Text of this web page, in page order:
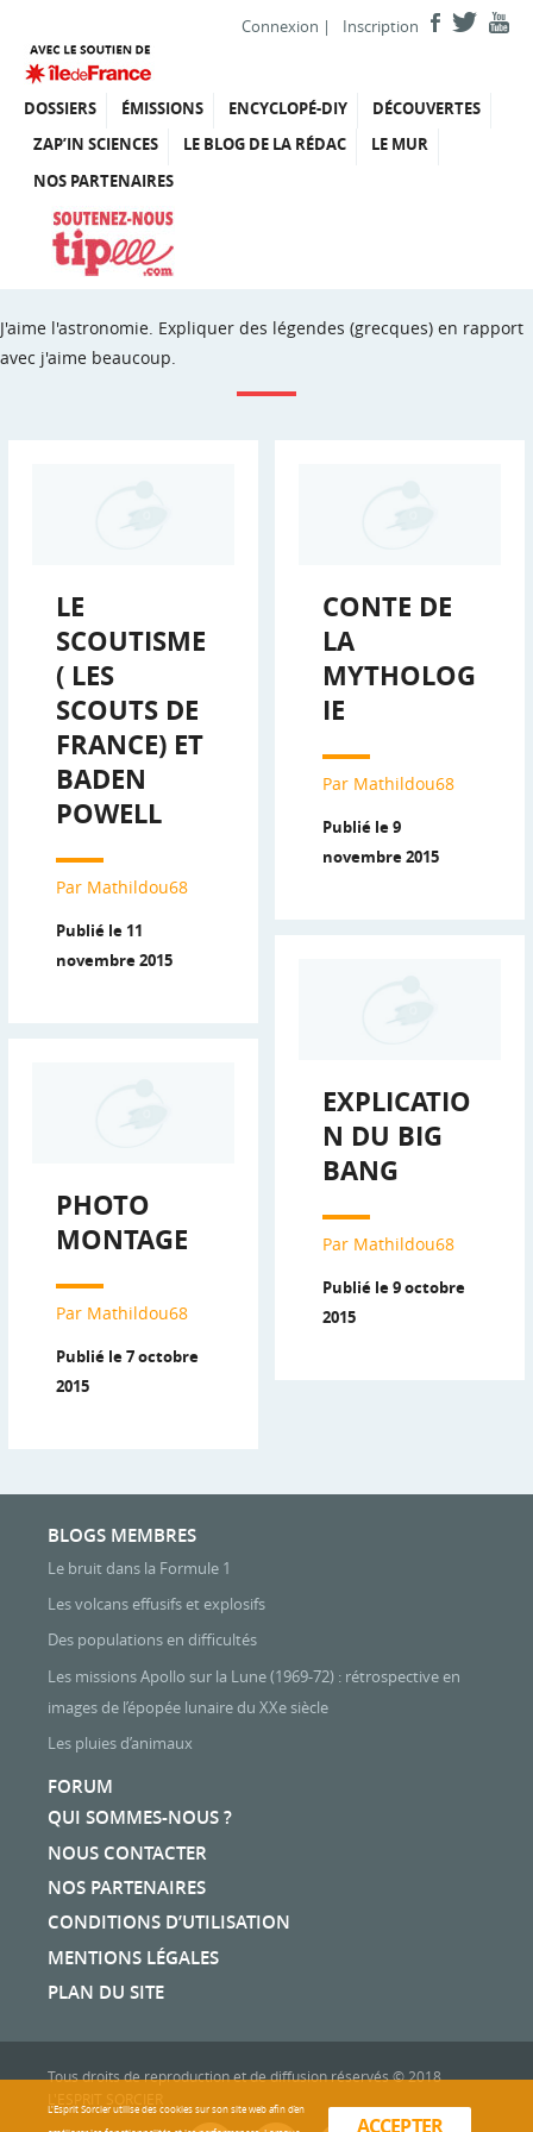
Connexion | Inscription
DOSSIERS ÉMISSIONS ENCYCLOPÉ-DIY
DÉCOUVERTES
ZAP’IN SCIENCES
LE BLOG DE LA RÉDAC
LE MUR
NOS PARTENAIRES
J'aime l'astronomie. Expliquer des légendes (grecques) en rapport
avec j'aime beaucoup.
LE
SCOUTISME
( LES
SCOUTS DE
FRANCE) ET
BADEN
POWELL
Par Mathildou68
Publié le 11
novembre 2015
CONTE DE
LA
MYTHOLOG
IE
Par Mathildou68
Publié le 9
novembre 2015
EXPLICATIO
N DU BIG
BANG
Par Mathildou68
Publié le 9 octobre
2015
PHOTO
MONTAGE
Par Mathildou68
Publié le 7 octobre
2015
BLOGS MEMBRES
Le bruit dans la Formule 1
Les volcans effusifs et explosifs
Des populations en difficultés
Les missions Apollo sur la Lune (1969-72) : rétrospective en
images de l’épopée lunaire du XXe siècle
Les pluies d’animaux
FORUM
QUI SOMMES-NOUS ?
NOUS CONTACTER
NOS PARTENAIRES
CONDITIONS D’UTILISATION
MENTIONS LÉGALES
PLAN DU SITE
Tous droits de reproduction et de diffusion réservés © 2018
ACCEPTER
L'Esprit Sorcier utilise des cookies sur son site web afin d’en